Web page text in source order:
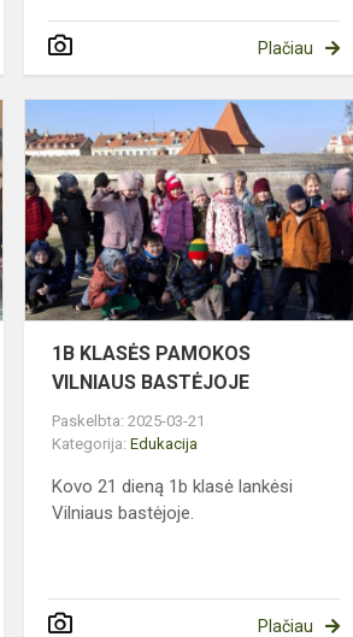
Plačiau
SU
VERBŲ
RIŠIMO
AMATU
1B KLASĖS PAMOKOS
VILNIAUS BASTĖJOJE
Paskelbta: 2025-03-21
Kategorija:Edukacija
Kovo 21 dieną 1b klasė lankėsi
Vilniaus bastėjoje.
Plačiau